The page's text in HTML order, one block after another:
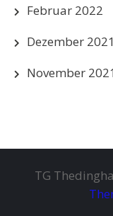
Februar 2022
Dezember 2021
November
TG